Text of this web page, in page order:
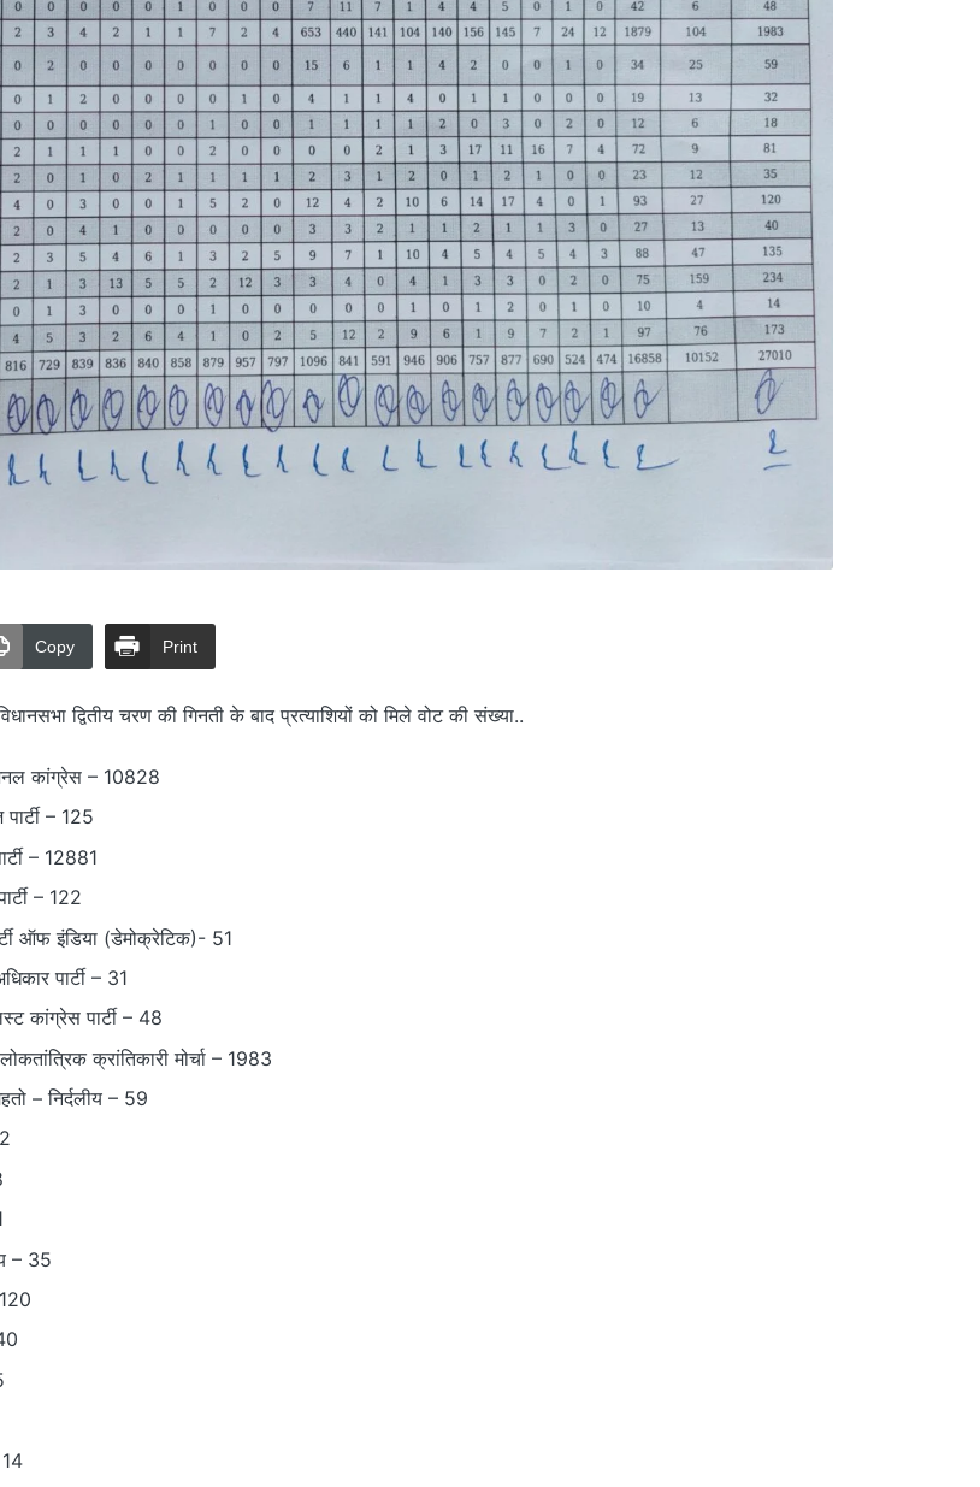
Copy Print
द्वितीय चरण की गिनती के बाद प्रत्याशियों को मिले वोट की संख्या..
कांग्रेस – 10828
– 125
– 12881
– 122
ऑफ इंडिया (डेमोक्रेटिक)- 51
पार्टी – 31
कांग्रेस पार्टी – 48
क्रांतिकारी मोर्चा – 1983
– निर्दलीय – 59
– 35
14